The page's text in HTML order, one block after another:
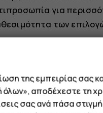
για
των
και
σε πρόσθετους
και άλλες
της εμπειρίας σας
όλων», αποδέχεστε τη
σας ανά πάσα